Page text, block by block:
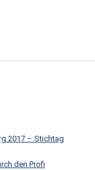
2017 – Stichtag
den Profi